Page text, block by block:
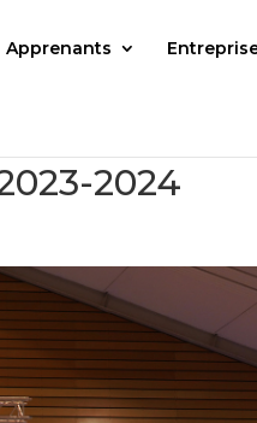
Apprenants
2024